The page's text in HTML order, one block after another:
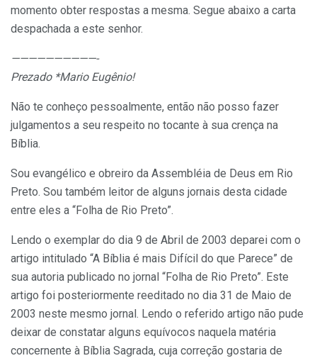
momento obter respostas a mesma. Segue abaixo a carta
despachada a este senhor.
——————————-
Prezado *Mario Eugênio!
Não te conheço pessoalmente, então não posso fazer
julgamentos a seu respeito no tocante à sua crença na
Bíblia.
Sou evangélico e obreiro da Assembléia de Deus em Rio
Preto. Sou também leitor de alguns jornais desta cidade
entre eles a “Folha de Rio Preto”.
Lendo o exemplar do dia 9 de Abril de 2003 deparei com o
artigo intitulado “A Bíblia é mais Difícil do que Parece” de
sua autoria publicado no jornal “Folha de Rio Preto”. Este
artigo foi posteriormente reeditado no dia 31 de Maio de
2003 neste mesmo jornal. Lendo o referido artigo não pude
deixar de constatar alguns equívocos naquela matéria
concernente à Bíblia Sagrada, cuja correção gostaria de